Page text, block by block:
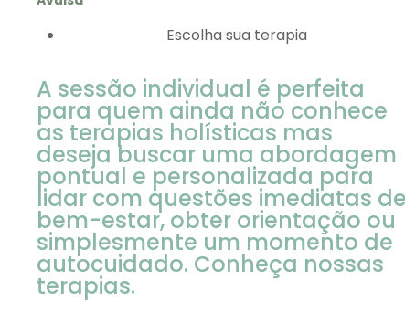
Escolha sua terapia
A sessão individual é perfeita
para quem ainda não conhece
as terapias holísticas mas
deseja buscar uma abordagem
pontual e personalizada para
lidar com questões imediatas de
bem-estar, obter orientação ou
simplesmente um momento de
autocuidado. Conheça nossas
terapias.